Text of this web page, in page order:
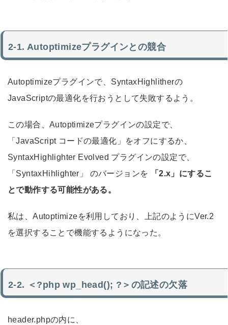
Autoptimizeプラグインとの競合
Autoptimizeプラグインで、SyntaxHighlitherの
JavaScriptの最適化を行おうとして失敗するよう。
この場合、Autoptimizeプラグインの設定で、
「JavaScript コードの最適化」をオフにするか、
SyntaxHighlighter Evolved プラグインの設定で、
「SyntaxHihlighter」 のバージョンを 「2.x」にするこ
とで動作する可能性がある。
私は、Autoptimizeを利用しており、上記のようにVer.2
を選択することで機能するようになった。
＜?php wp_head(); ?＞の記述の欠落
header.phpの内に、